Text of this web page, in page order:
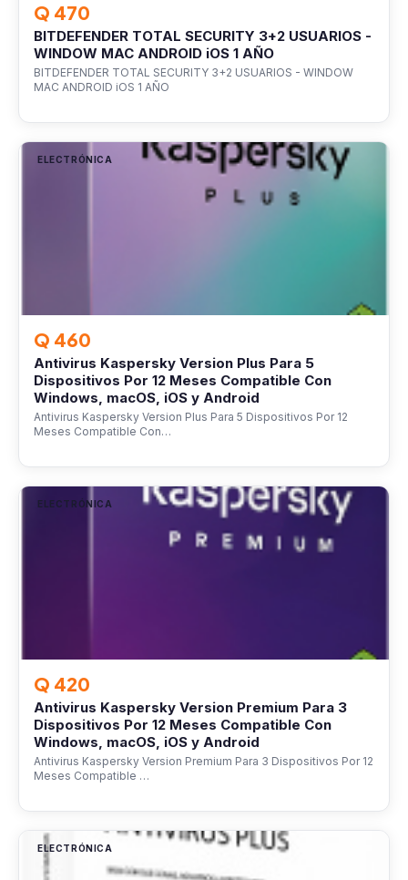
Q 470
BITDEFENDER TOTAL SECURITY 3+2 USUARIOS -
WINDOW MAC ANDROID iOS 1 AÑO
BITDEFENDER TOTAL SECURITY 3+2 USUARIOS - WINDOW
MAC ANDROID iOS 1 AÑO
ELECTRÓNICA
Q 460
Antivirus Kaspersky Version Plus Para 5
Dispositivos Por 12 Meses Compatible Con
Windows, macOS, iOS y Android
Antivirus Kaspersky Version Plus Para 5 Dispositivos Por 12
Meses Compatible Con…
ELECTRÓNICA
Q 420
Antivirus Kaspersky Version Premium Para 3
Dispositivos Por 12 Meses Compatible Con
Windows, macOS, iOS y Android
Antivirus Kaspersky Version Premium Para 3 Dispositivos Por 12
Meses Compatible …
ELECTRÓNICA